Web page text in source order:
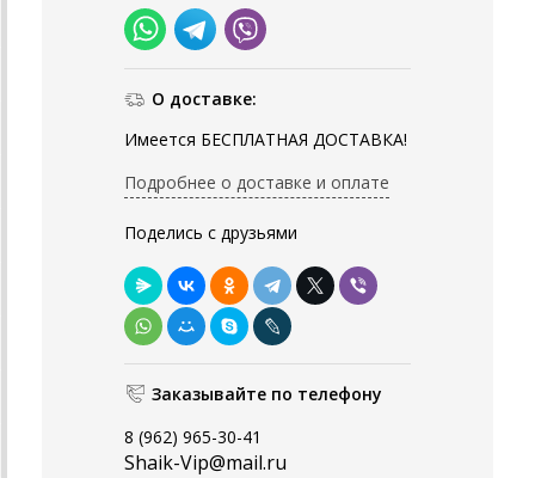
О доставке:
Имеется БЕСПЛАТНАЯ ДОСТАВКА!
Подробнее о доставке и оплате
Поделись с друзьями
Заказывайте по телефону
8 (962) 965-30-41
Shaik-Vip@mail.ru